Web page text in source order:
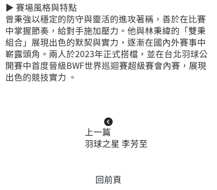
▶ 賽場風格與特點
曾秉強以穩定的防守與靈活的進攻著稱，善於在比賽
中掌握節奏，給對手施加壓力。他與林秉緯的「雙秉
組合」展現出色的默契與實力，逐漸在國內外賽事中
嶄露頭角。兩人於2023年正式搭檔，並在台北羽球公
開賽中首度晉級BWF世界巡迴賽超級賽會內賽，展現
出色的競技實力 。
上一篇
羽球之星 李芳至
回前頁